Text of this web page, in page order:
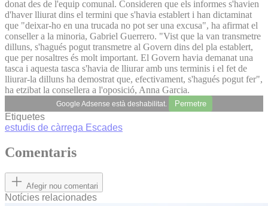
donat des de l'equip comunal. Consideren que els informes s'havien
d'haver lliurat dins el termini que s'havia establert i han dictaminat
que "deixar-ho en una trucada no pot ser una excusa", ha afirmat el
conseller a la minoria, Gabriel Guerrero. "Vist que la van transmetre
dilluns, s'hagués pogut transmetre al Govern dins del pla establert,
que per nosaltres és molt important. El Govern havia demanat una
tasca i aquesta tasca s'havia de lliurar amb uns terminis i el fet de
lliurar-la dilluns ha demostrat que, efectivament, s'hagués pogut fer",
ha etzibat la consellera a l'oposició, Anna Garcia.
Google Adsense està deshabilitat. Permetre
Etiquetes
estudis de càrrega Escades
Comentaris
Afegir nou comentari
Notícies relacionades